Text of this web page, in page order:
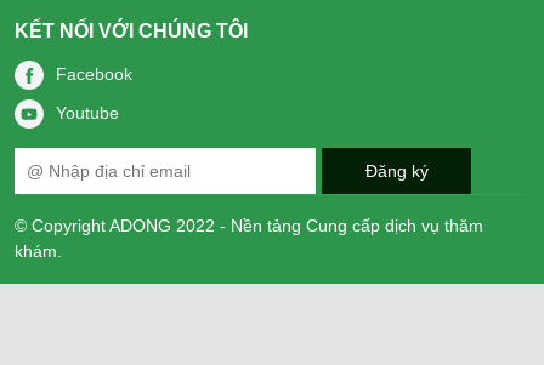
KẾT NỐI VỚI CHÚNG TÔI
Facebook
Youtube
© Copyright ADONG 2022 - Nền tảng Cung cấp dịch vụ thăm
khám.